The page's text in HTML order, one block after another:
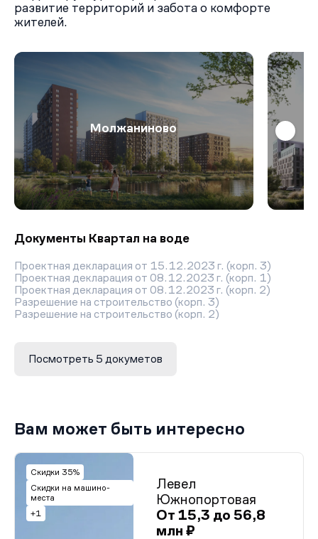
развитие территорий и забота о комфорте
жителей.
Молжаниново
Документы Квартал на воде
Проектная декларация от 15.12.2023 г. (корп. 3)
Проектная декларация от 08.12.2023 г. (корп. 1)
Проектная декларация от 08.12.2023 г. (корп. 2)
Разрешение на строительство (корп. 3)
Разрешение на строительство (корп. 2)
Посмотреть 5 докуметов
Вам может быть интересно
Скидки 35%
Скидки на машино-
места
+1
Левел
Южнопортовая
От 15,3 до 56,8
млн ₽